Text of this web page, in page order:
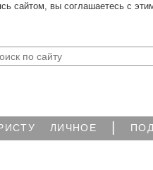
сайтом, вы соглашаетесь с
ЛИЧНОЕ |